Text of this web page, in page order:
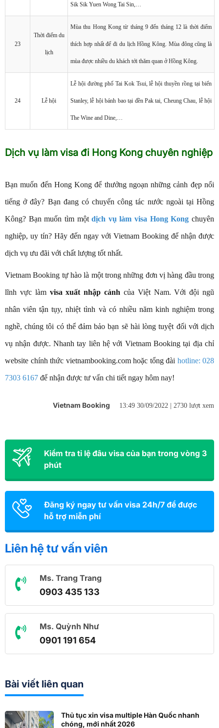
Sik Sik Yuen Wong Tai Sin,…
23
Thời điểm du
lịch
Mùa thu Hong Kong từ tháng 9 đến tháng 12 là thời điểm
thích hợp nhất để đi du lịch Hồng Kông. Mùa đông cũng là
mùa được nhiều du khách tới thăm quan ở Hồng Kông.
24 Lễ hội
Lễ hội đường phố Tai Kok Tsui, lễ hội thuyền rồng tại biển
Stanley, lễ hội bánh bao tại đền Pak tai, Cheung Chau, lễ hội
The Wine and Dine,…
Dịch vụ làm visa đi Hong Kong chuyên nghiệp
Bạn muốn đến Hong Kong để thưởng ngoạn những cảnh đẹp nổi
tiếng ở đây? Bạn đang có chuyến công tác nước ngoài tại Hồng
Kông? Bạn muốn tìm mộtdịch vụ làm visa Hong Kong chuyên
nghiệp, uy tín? Hãy đến ngay với Vietnam Booking để nhận được
dịch vụ ưu đãi với chất lượng tốt nhất.
Vietnam Booking tự hào là một trong những đơn vị hàng đầu trong
lĩnh vực làm visa xuất nhập cảnh của Việt Nam. Với đội ngũ
nhân viên tận tụy, nhiệt tình và có nhiều năm kinh nghiệm trong
nghề, chúng tôi có thể đảm bảo bạn sẽ hài lòng tuyệt đối với dịch
vụ nhận được. Nhanh tay liên hệ với Vietnam Booking tại địa chỉ
website chính thức vietnambooking.com hoặc tổng đài hotline: 028
7303 6167 để nhận được tư vấn chi tiết ngay hôm nay!
Vietnam Booking 13:49 30/09/2022 | 2730 lượt xem
Kiểm tra tỉ lệ đâu visa của bạn trong vòng 3
phút
Đăng ký ngay tư vấn visa 24h/7 để được
hỗ trợ miễn phí
Liên hệ tư vấn viên
Ms. Trang Trang
0903 435 133
Ms. Quỳnh Như
0901 191 654
Bài viết liên quan
Thủ tục xin visa multiple Hàn Quốc nhanh
chóng, mới nhất 2026